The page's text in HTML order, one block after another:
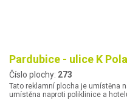
Pardubice - ulice K
Číslo plochy: 273
Tato reklamní plocha je umístěna
umístěna naproti poliklinice a